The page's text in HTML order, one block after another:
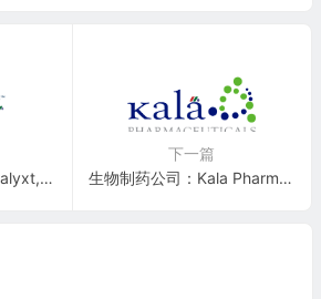
农业生物技术公司：Calyxt, Inc.(CLXT)
下一篇
生物制药公司：Kala Pharmaceuticals(KALA)